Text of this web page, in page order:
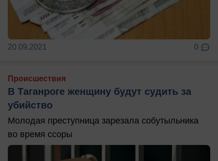
20.09.2021 0
Происшествия
В Таганроге женщину будут судить за
убийство
Молодая преступница зарезала собутыльника
во время ссоры